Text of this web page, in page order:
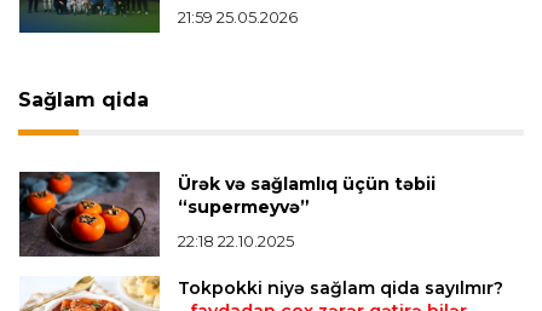
finalçılar müəyyənləşdi
Konfrans liqası
"Qarabağ" "Dinamo"ya minimal hesabla uduzdu
Bütün xəbərlər >>>
21:59 25.05.2026
Sağlam qida
Ürək və sağlamlıq üçün təbii
“supermeyvə”
22:18 22.10.2025
Tokpokki niyə sağlam qida sayılmır?